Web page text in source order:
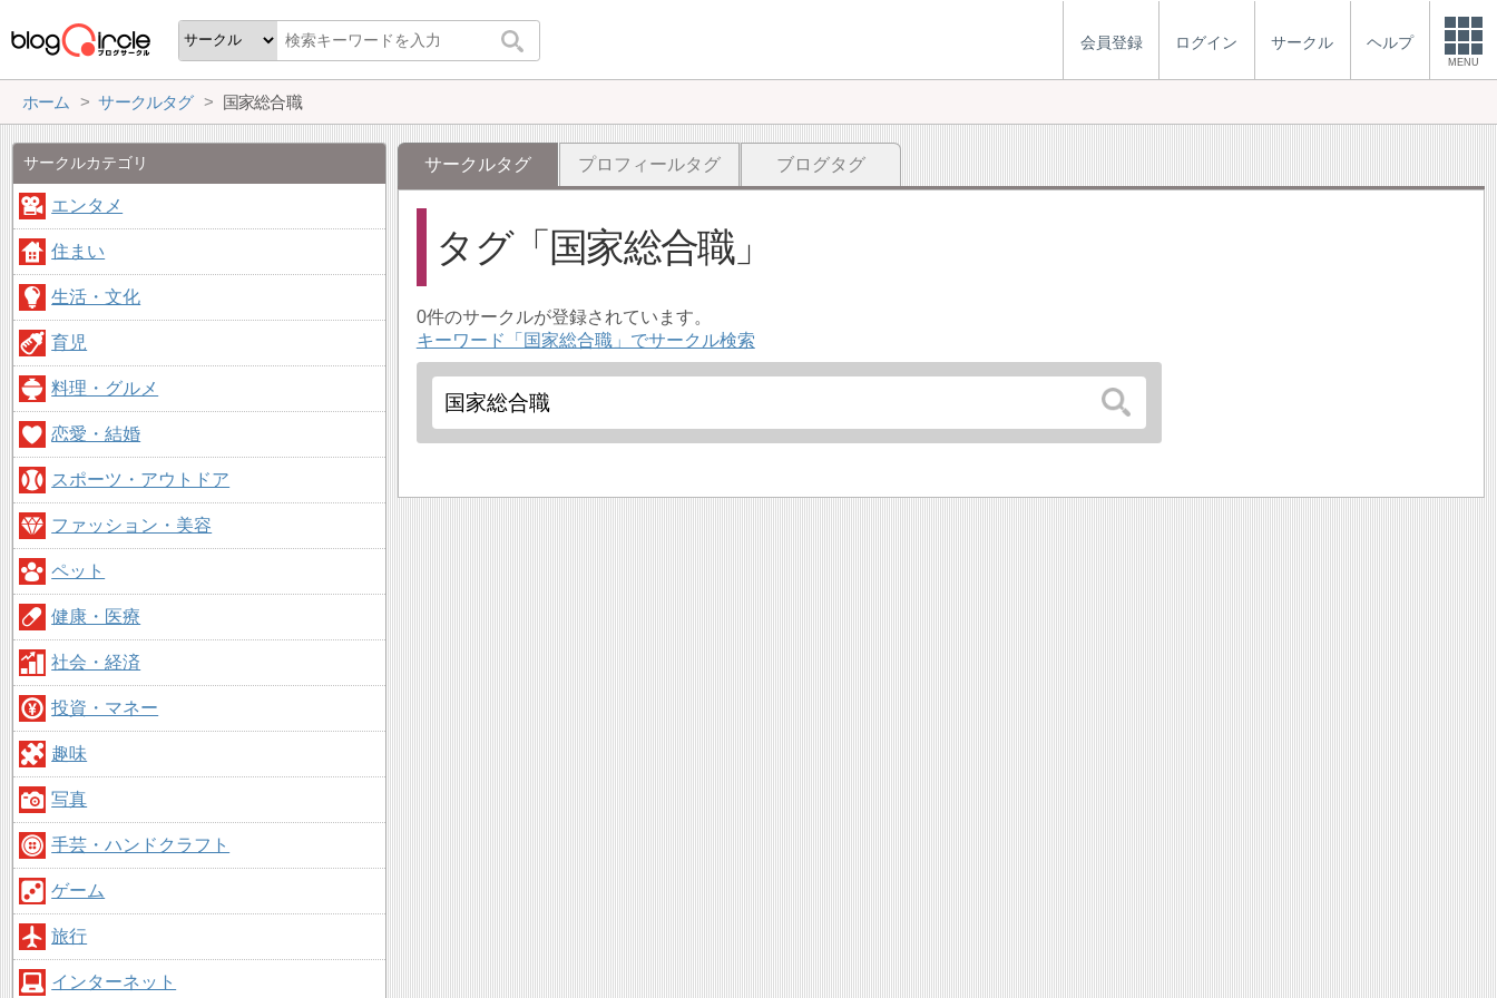
会員登録 ログイン サークル ヘルプ
MENU
ホーム サークルタグ 国家総合職
サークルタグ プロフィールタグ ブログタグ
タグ 国家総合職
0件のサークルが登録されています。
キーワード「国家総合職」でサークル検索
サークルカテゴリ
エンタメ
住まい
生活・文化
育児
料理・グルメ
恋愛・結婚
スポーツ・アウトドア
ファッション・美容
ペット
健康・医療
社会・経済
投資・マネー
趣味
写真
手芸・ハンドクラフト
ゲーム
旅行
インターネット